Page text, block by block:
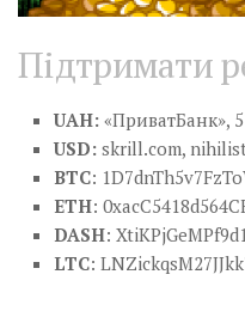
Підтримати
UAH: «ПриватБанк»,
USD: skrill.com,
BTC:
ETH:
DASH:
LTC: